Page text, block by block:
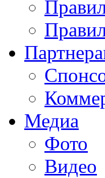
Медиа
Фото
Видео